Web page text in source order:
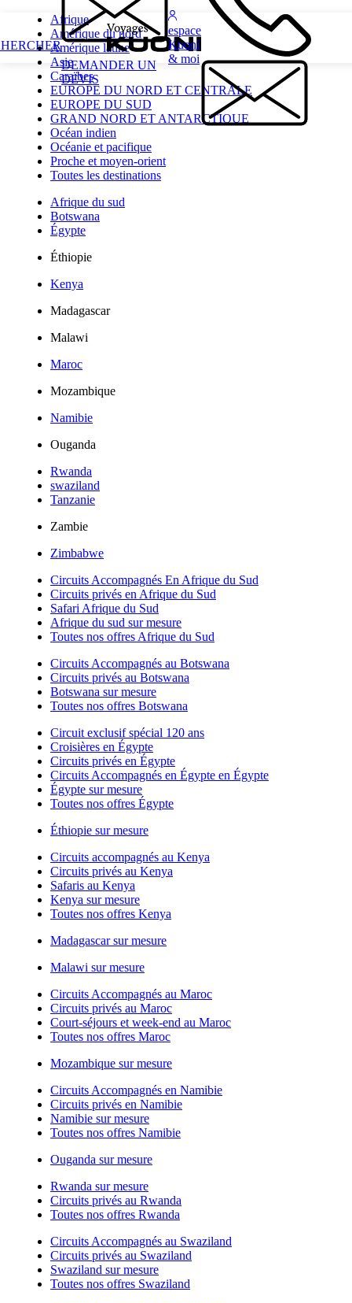
DEMANDER UN
DEVIS
espace
Kuoni
& moi
Afrique
Amérique du nord
Amérique latine
Asie
Caraïbes
EUROPE DU NORD ET CENTRALE
EUROPE DU SUD
GRAND NORD ET ANTARCTIQUE
Océan indien
Océanie et pacifique
Proche et moyen-orient
Toutes les destinations
Afrique du sud
Botswana
Égypte
Éthiopie
Kenya
Madagascar
Malawi
Maroc
Mozambique
Namibie
Ouganda
Rwanda
swaziland
Tanzanie
Zambie
Zimbabwe
Circuits Accompagnés En Afrique du Sud
Circuits privés en Afrique du Sud
Safari Afrique du Sud
Afrique du sud sur mesure
Toutes nos offres Afrique du Sud
Circuits Accompagnés au Botswana
Circuits privés au Botswana
Botswana sur mesure
Toutes nos offres Botswana
Circuit exclusif spécial 120 ans
Croisières en Égypte
Circuits privés en Égypte
Circuits Accompagnés en Égypte en Égypte
Égypte sur mesure
Toutes nos offres Égypte
Éthiopie sur mesure
Circuits accompagnés au Kenya
Circuits privés au Kenya
Safaris au Kenya
Kenya sur mesure
Toutes nos offres Kenya
Madagascar sur mesure
Malawi sur mesure
Circuits Accompagnés au Maroc
Circuits privés au Maroc
Court-séjours et week-end au Maroc
Toutes nos offres Maroc
Mozambique sur mesure
Circuits Accompagnés en Namibie
Circuits privés en Namibie
Namibie sur mesure
Toutes nos offres Namibie
Ouganda sur mesure
Rwanda sur mesure
Circuits privés au Rwanda
Toutes nos offres Rwanda
Circuits Accompagnés au Swaziland
Circuits privés au Swaziland
Swaziland sur mesure
Toutes nos offres Swaziland